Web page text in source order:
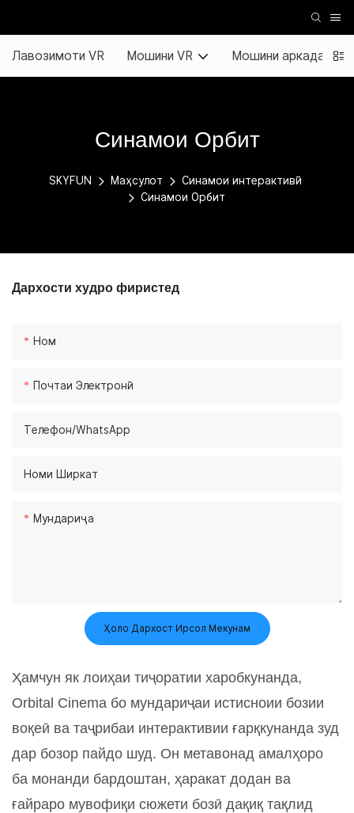
Лавозимоти VR Мошини VR Мошини аркада
Синамои Орбит
SKYFUN Маҳсулот
Синамои интерактивӣ
Синамои Орбит
Дархости худро фиристед
Ном
Почтаи Электронӣ
Телефон/whatsApp
Номи Ширкат
Мундариҷа
Ҳоло Дархост Ирсол Мекунам
Ҳамчун як лоиҳаи тиҷоратии харобкунанда,
Orbital Cinema бо мундариҷаи истисноии бозии
воқеӣ ва таҷрибаи интерактивии ғарқкунанда зуд
дар бозор пайдо шуд. Он метавонад амалҳоро
ба монанди бардоштан, ҳаракат додан ва
ғайраро мувофиқи сюжети бозӣ дақиқ тақлид